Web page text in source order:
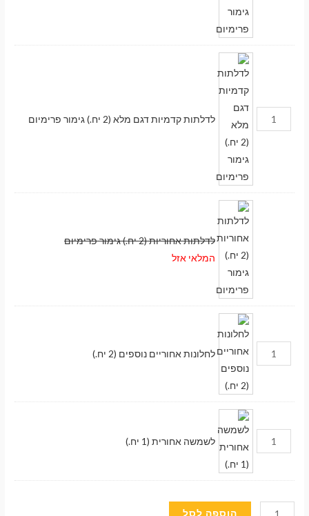
לדלתות קדמיות דגם מלא (2 יח.) גימור פרימיום
לדלתות אחוריות (2 יח.) גימור פרימיום
המלאי אזל
לחלונות אחוריים נוספים (2 יח.)
לשמשה אחורית (1 יח.)
כמות הוספה לסל